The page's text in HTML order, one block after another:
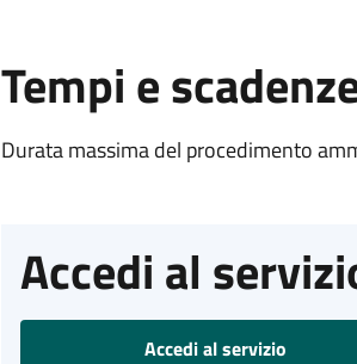
Tempi e
Durata massima del procedimento
Accedi al
Accedi al servizio